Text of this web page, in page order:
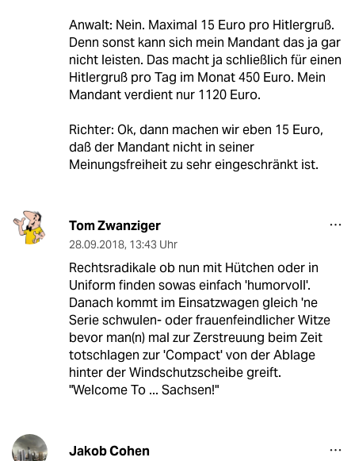
Anwalt: Nein. Maximal 15 Euro pro Hitlergruß.
Denn sonst kann sich mein Mandant das ja gar
nicht leisten. Das macht ja schließlich für einen
Hitlergruß pro Tag im Monat 450 Euro. Mein
Mandant verdient nur 1120 Euro.
Richter: Ok, dann machen wir eben 15 Euro,
daß der Mandant nicht in seiner
Meinungsfreiheit zu sehr eingeschränkt ist.
Tom Zwanziger
28.09.2018, 13:43 Uhr
Rechtsradikale ob nun mit Hütchen oder in
Uniform finden sowas einfach 'humorvoll'.
Danach kommt im Einsatzwagen gleich 'ne
Serie schwulen- oder frauenfeindlicher Witze
bevor man(n) mal zur Zerstreuung beim Zeit
totschlagen zur 'Compact' von der Ablage
hinter der Windschutzscheibe greift.
"Welcome To ... Sachsen!"
Jakob Cohen